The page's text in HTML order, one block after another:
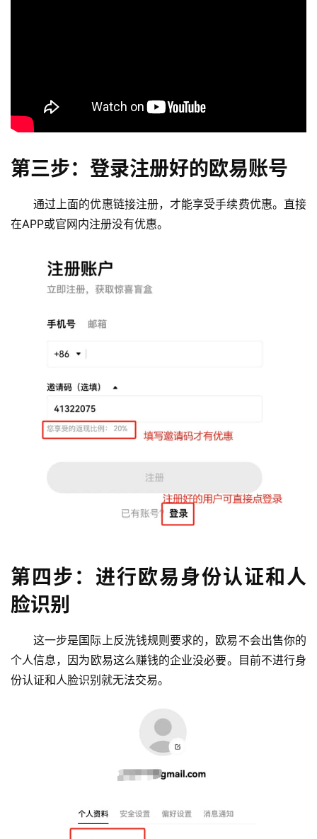
第三步：登录注册好的欧易账号
通过上面的优惠链接注册，才能享受手续费优惠。直接
在APP或官网内注册没有优惠。
第四步：进行欧易身份认证和人
脸识别
这一步是国际上反洗钱规则要求的，欧易不会出售你的
个人信息，因为欧易这么赚钱的企业没必要。目前不进行身
份认证和人脸识别就无法交易。